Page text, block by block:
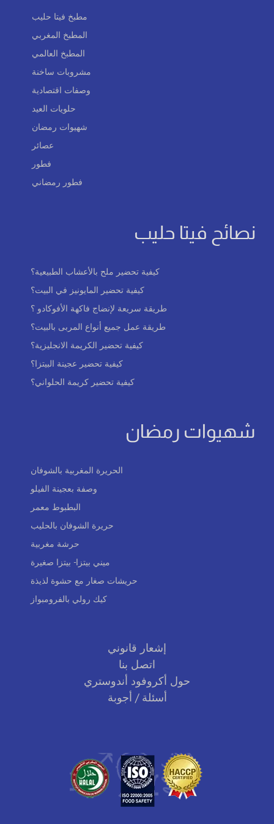
مطبخ فيتا حليب
المطبخ المغربي
المطبخ العالمي
مشروبات ساخنة
وصفات اقتصادية
حلويات العيد
شهيوات رمضان
عصائر
فطور
فطور رمضاني
نصائح فيتا حليب
كيفية تحضير ملح بالأعشاب الطبيعية؟
كيفية تحضير المايونيز في البيت؟
طريقة سريعة لإنضاج فاكهة الأفوكادو ؟
طريقة عمل جميع أنواع المربى بالبيت؟
كيفية تحضير الكريمة الانجليزية؟
كيفية تحضير عجينة البيتزا؟
كيفية تحضير كريمة الحلواني؟
شهيوات رمضان
الحريرة المغربية بالشوفان
وصفة بعجينة الفيلو
البطبوط معمر
حريرة الشوفان بالحليب
حرشة مغربية
ميني بيتزا- بيتزا صغيرة
حريشات صغار مع حشوة لذيذة
كيك رولي بالفرومبواز
إشعار قانوني
اتصل بنا
حول أكروفود أندوستري
أسئلة / أجوبة